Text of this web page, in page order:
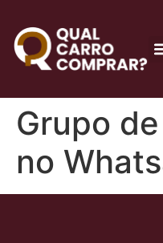
Grupo
no